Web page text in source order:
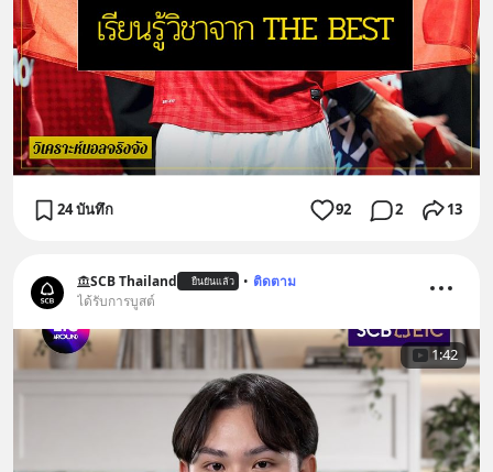
24 บันทึก 92 2 13
SCB Thailand ยืนยันแล้ว • ติดตาม
ได้รับการบูสต์
1:42